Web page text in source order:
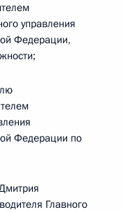
управления
Федерации,
Федерации по
Главного